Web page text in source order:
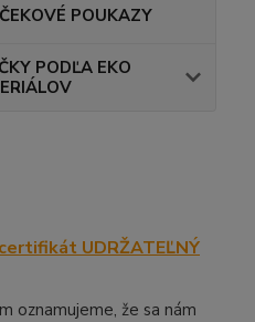
POUKAZY
PODĽA EKO
UDRŽATEĽNÝ
oznamujeme, že sa nám